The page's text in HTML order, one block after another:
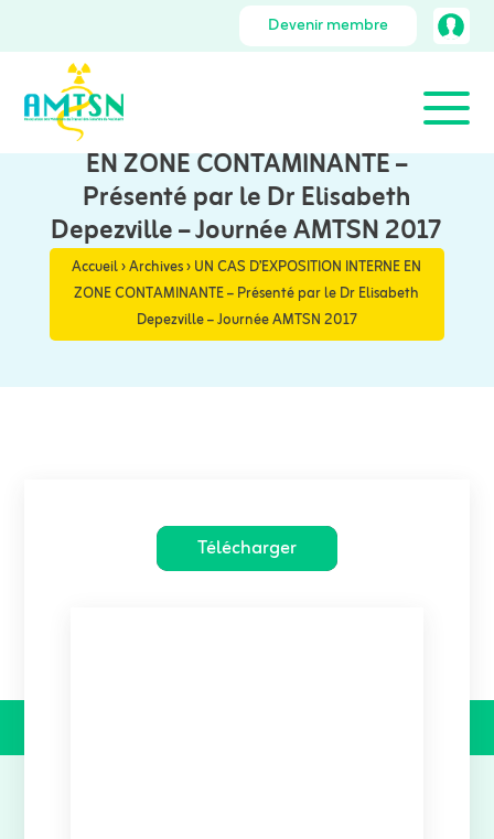
Devenir membre
UN CAS D’EXPOSITION INTERNE
EN ZONE CONTAMINANTE –
Présenté par le Dr Elisabeth
Depezville – Journée AMTSN 2017
Accueil›Archives›UN CAS D’EXPOSITION INTERNE EN
ZONE CONTAMINANTE – Présenté par le Dr Elisabeth
Depezville – Journée AMTSN 2017
Télécharger